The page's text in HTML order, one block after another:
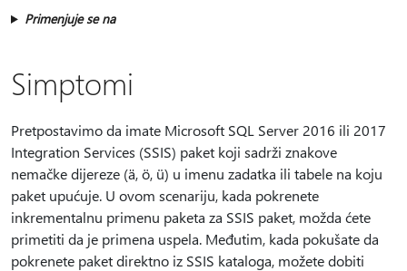
Primenjuje se na
Simptomi
Pretpostavimo da imate Microsoft SQL Server 2016 ili 2017
Integration Services (SSIS) paket koji sadrži znakove
nemačke dijereze (ä, ö, ü) u imenu zadatka ili tabele na koju
paket upućuje. U ovom scenariju, kada pokrenete
inkrementalnu primenu paketa za SSIS paket, možda ćete
primetiti da je primena uspela. Međutim, kada pokušate da
pokrenete paket direktno iz SSIS kataloga, možete dobiti